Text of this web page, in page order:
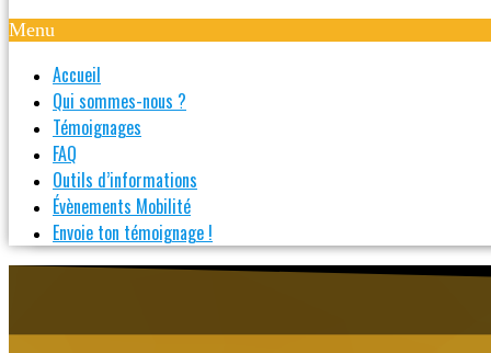
Menu
Accueil
Qui sommes-nous ?
Témoignages
FAQ
Outils d’informations
Évènements Mobilité
Envoie ton témoignage !